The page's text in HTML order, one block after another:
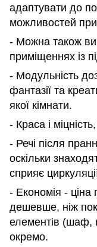
адаптувати до
можливостей
- Можна також
приміщеннях із
- Модульність
фантазії та
якої кімнати.
- Краса і
- Речі після
оскільки
сприяє
- Економія - ціна
дешевше, ніж
елементів (шаф,
окремо.